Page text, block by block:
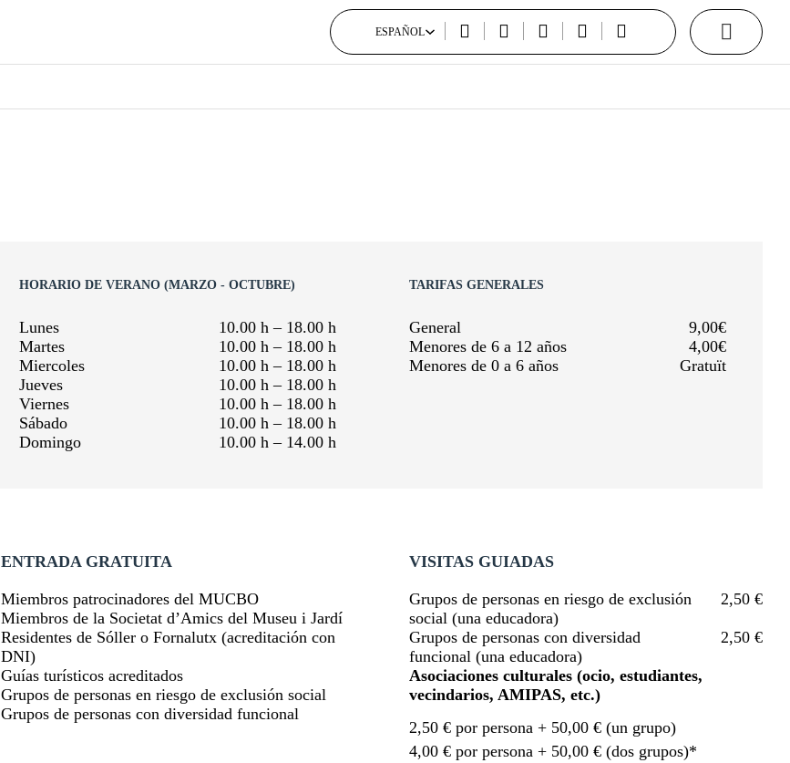
ESPAÑOL
ESPAÑOL
HORARIO DE VERANO (MARZO - OCTUBRE)
Lunes
10.00 h – 18.00 h
Martes
10.00 h – 18.00 h
Miercoles
10.00 h – 18.00 h
Jueves
10.00 h – 18.00 h
Viernes
10.00 h – 18.00 h
Sábado
10.00 h – 18.00 h
Domingo
10.00 h – 14.00 h
TARIFAS GENERALES
General
9,00€
Menores de 6 a 12 años
4,00€
Menores de 0 a 6 años
Gratuït
ENTRADA GRATUITA
Miembros patrocinadores del MUCBO
Miembros de la Societat d’Amics del Museu i Jardí
Residentes de Sóller o Fornalutx (acreditación con
DNI)
Guías turísticos acreditados
Grupos de personas en riesgo de exclusión social
Grupos de personas con diversidad funcional
VISITAS GUIADAS
Grupos de personas en riesgo de exclusión
social (una educadora)
2,50 €
Grupos de personas con diversidad
funcional (una educadora)
2,50 €
Asociaciones culturales (ocio, estudiantes,
vecindarios, AMIPAS, etc.)
2,50 € por persona + 50,00 € (un grupo)
4,00 € por persona + 50,00 € (dos grupos)*